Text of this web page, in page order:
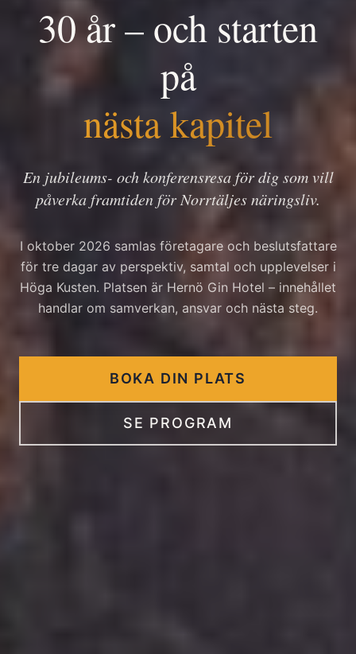
30 år – och starten
på
nästa kapitel
En jubileums- och konferensresa för dig som vill
påverka framtiden för Norrtäljes näringsliv.
I oktober 2026 samlas företagare och beslutsfattare
för tre dagar av perspektiv, samtal och upplevelser i
Höga Kusten. Platsen är Hernö Gin Hotel – innehållet
handlar om samverkan, ansvar och nästa steg.
BOKA DIN PLATS
SE PROGRAM